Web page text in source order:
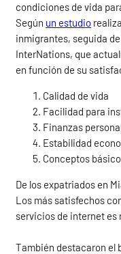
condiciones de vida
Según un estudio
inmigrantes, seguida
InterNations, que
en función de su
Calidad de vida
Facilidad para
Finanzas
Estabilidad
Conceptos
De los expatriados en
Los más satisfechos
servicios de internet es
También destacaron el